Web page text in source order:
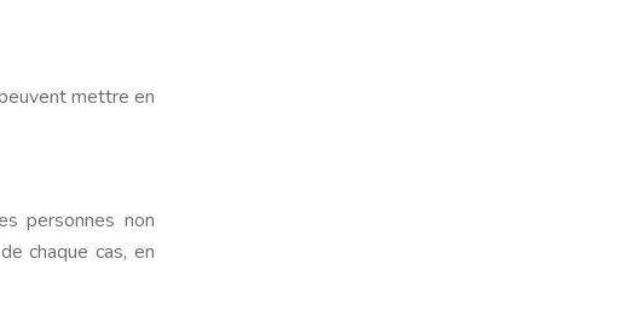
mettre en
personnes non
chaque cas, en